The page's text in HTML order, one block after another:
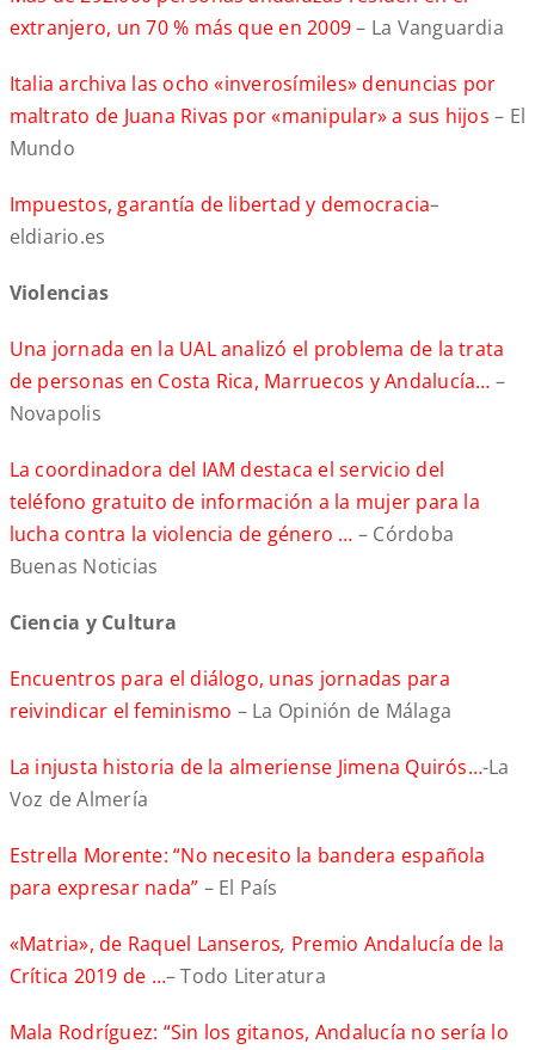
extranjero, un 70 % más que en 2009– La Vanguardia
Italia archiva las ocho «inverosímiles» denuncias por
maltrato de Juana Rivas por «manipular» a sus hijos – El
Mundo
Impuestos, garantía de libertad y democracia–
eldiario.es
Violencias
Una jornada en la UAL analizó el problema de la trata
de personas en Costa Rica, Marruecos y Andalucía… –
Novapolis
La coordinadora del IAM destaca el servicio del
teléfono gratuito de información a la mujer para la
lucha contra la violencia de género … – Córdoba
Buenas Noticias
Ciencia y Cultura
Encuentros para el diálogo, unas jornadas para
reivindicar el feminismo – La Opinión de Málaga
La injusta historia de la almeriense Jimena Quirós…-La
Voz de Almería
Estrella Morente: “No necesito la bandera española
para expresar nada” – El País
«Matria», de Raquel Lanseros, Premio Andalucía de la
Crítica 2019 de …– Todo Literatura
Mala Rodríguez: “Sin los gitanos, Andalucía no sería lo